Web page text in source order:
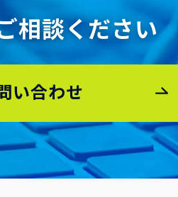
相談ください
い合わせ